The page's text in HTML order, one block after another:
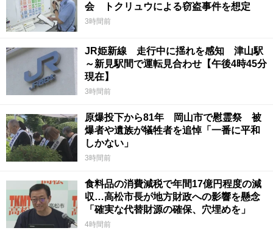
会 トクリュウによる窃盗事件を想定
3時間前
JR姫新線 走行中に揺れを感知 津山駅
～新見駅間で運転見合わせ【午後4時45分
現在】
3時間前
原爆投下から81年 岡山市で慰霊祭 被
爆者や遺族が犠牲者を追悼「一番に平和
しかない」
3時間前
食料品の消費減税で年間17億円程度の減
収…高松市長が地方財政への影響を懸念
「確実な代替財源の確保、穴埋めを」
4時間前